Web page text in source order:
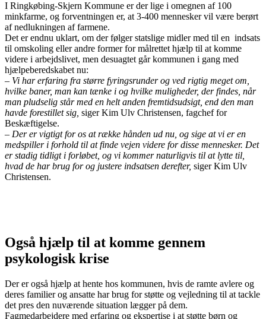
I Ringkøbing-Skjern Kommune er der lige i omegnen af 100
minkfarme, og forventningen er, at 3-400 mennesker vil være berørt
af nedlukningen af farmene.
Det er endnu uklart, om der følger statslige midler med til en indsats
til omskoling eller andre former for målrettet hjælp til at komme
videre i arbejdslivet, men desuagtet går kommunen i gang med
hjælpeberedskabet nu:
– Vi har erfaring fra større fyringsrunder og ved rigtig meget om,
hvilke baner, man kan tænke i og hvilke muligheder, der findes, når
man pludselig står med en helt anden fremtidsudsigt, end den man
havde forestillet sig, siger Kim Ulv Christensen, fagchef for
Beskæftigelse.
– Der er vigtigt for os at række hånden ud nu, og sige at vi er en
medspiller i forhold til at finde vejen videre for disse mennesker. Det
er stadig tidligt i forløbet, og vi kommer naturligvis til at lytte til,
hvad de har brug for og justere indsatsen derefter, siger Kim Ulv
Christensen.
Også hjælp til at komme gennem
psykologisk krise
Der er også hjælp at hente hos kommunen, hvis de ramte avlere og
deres familier og ansatte har brug for støtte og vejledning til at tackle
det pres den nuværende situation lægger på dem.
Fagmedarbejdere med erfaring og ekspertise i at støtte børn og